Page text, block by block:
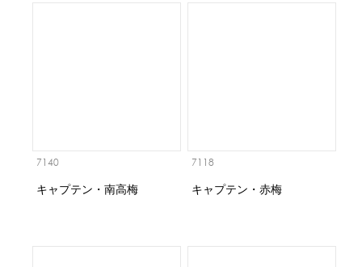
7140
キャプテン・南高梅
7118
キャプテン・赤梅